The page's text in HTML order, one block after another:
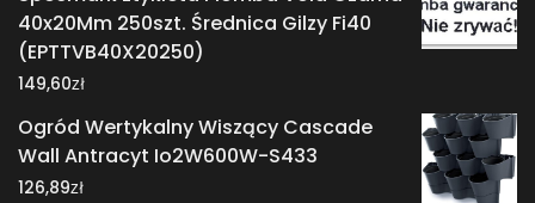
40x20Mm 250szt. Średnica Gilzy Fi40
(EPTTVB40X20250)
149,60zł
Ogród Wertykalny Wiszący Cascade
Wall Antracyt Io2W600W-S433
126,89zł